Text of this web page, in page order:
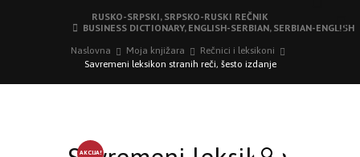
RUSKO-SRPSKI, SRPSKO-RUSKI REČNIK
BUSINESS DICTIONARY, ENGLISH-SERBIAN, SERBIAN-ENGLISH
Naslovna Moja knjižara
Rečnici i leksikoni
Savremeni leksikon stranih reči, šesto izdanje
AKCIJA!